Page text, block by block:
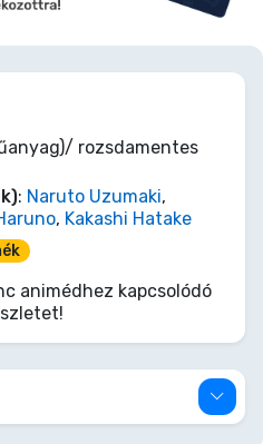
rozsdamentes
: Naruto Uzumaki,
, Kakashi Hatake
animédhez kapcsolódó